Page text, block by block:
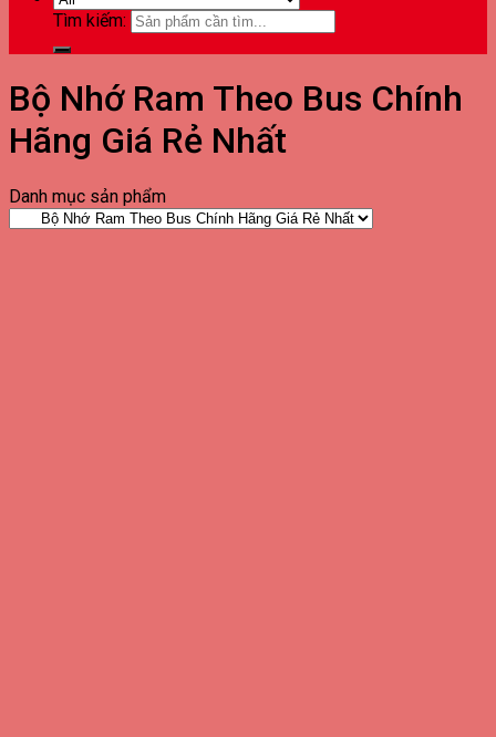
Tìm kiếm:
Bộ Nhớ Ram Theo Bus Chính
Hãng Giá Rẻ Nhất
Danh mục sản phẩm